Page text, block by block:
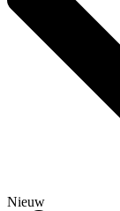
Nieuw